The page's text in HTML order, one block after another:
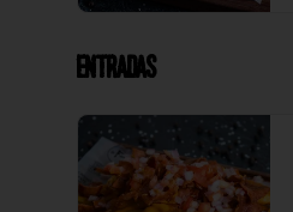
Entradas